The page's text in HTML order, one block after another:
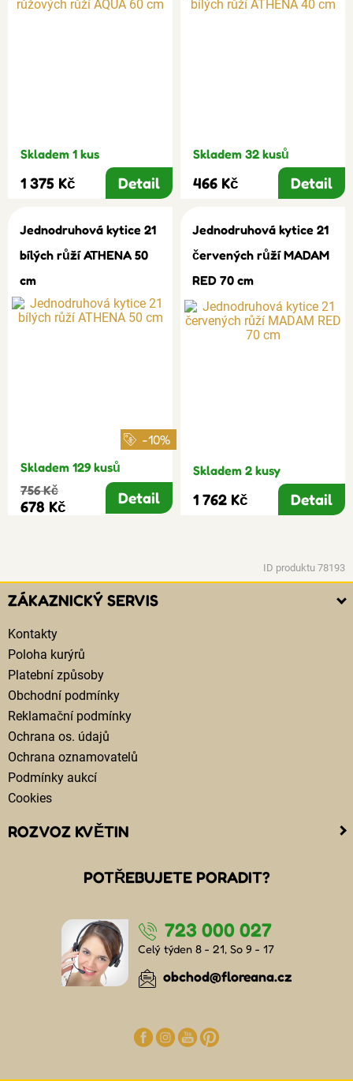
Skladem 1 kus
1 375 Kč Detail
Skladem 32 kusů
466 Kč Detail
Jednodruhová kytice 21
bílých růží ATHENA 50
cm
-10%
Skladem 129 kusů
756 Kč
678 Kč Detail
Jednodruhová kytice 21
červených růží MADAM
RED 70 cm
Skladem 2 kusy
1 762 Kč Detail
ID produktu 78193
ZÁKAZNICKÝ SERVIS
Kontakty
Poloha kurýrů
Platební způsoby
Obchodní podmínky
Reklamační podmínky
Ochrana os. údajů
Ochrana oznamovatelů
Podmínky aukcí
Cookies
ROZVOZ KVĚTIN
Kam doručujeme květiny
Cena za doručení květin
Doručení květin sledujete online
Kdo jsou lidé, kteří doručují kytice
Odkud květiny doručujeme
POTŘEBUJETE PORADIT?
723 000 027
Celý týden 8 - 21, So 9 - 17
obchod@floreana.cz